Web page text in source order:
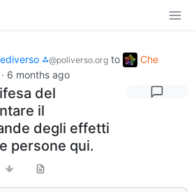
⁂@poliverso.org to
Che
· 6 months ago
del
il
degli effetti
persone qui.